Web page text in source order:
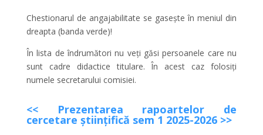
Chestionarul de angajabilitate se gasește în meniul din
dreapta (banda verde)!
În lista de îndrumători nu veți găsi persoanele care nu
sunt cadre didactice titulare. În acest caz folosiți
numele secretarului comisiei.
<< Prezentarea rapoartelor de
cercetare ştiinţifică sem 1 2025-2026 >>